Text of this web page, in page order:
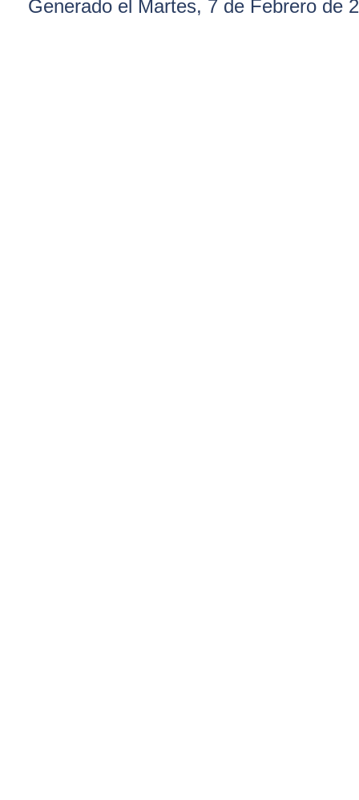
Generado el Martes, 7 de Febrero de